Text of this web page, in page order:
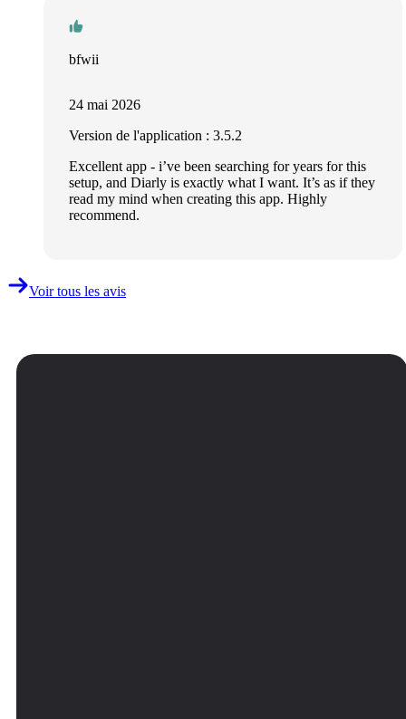
bfwii
24 mai 2026
Version de l'application : 3.5.2
Excellent app - i’ve been searching for years for this
setup, and Diarly is exactly what I want. It’s as if they
read my mind when creating this app. Highly
recommend.
Voir tous les avis